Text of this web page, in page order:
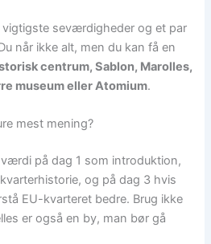
vigtigste seværdigheder og et par
når ikke alt, men du kan få en
centrum, Sablon, Marolles,
museum eller Atomium.
mest mening?
på dag 1 som introduktion,
og på dag 3 hvis
EU-kvarteret bedre. Brug ikke
er også en by, man bør gå